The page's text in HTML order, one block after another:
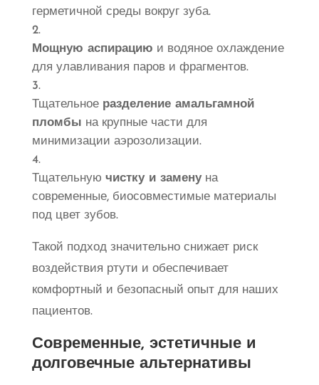
герметичной среды вокруг зуба.
Мощную аспирацию и водяное охлаждение
для улавливания паров и фрагментов.
Тщательное разделение амальгамной
пломбы на крупные части для
минимизации аэрозолизации.
Тщательную чистку и заменуна
современные, биосовместимые материалы
под цвет зубов.
Такой подход значительно снижает риск
воздействия ртути и обеспечивает
комфортный и безопасный опыт для наших
пациентов.
Современные, эстетичные и
долговечные альтернативы